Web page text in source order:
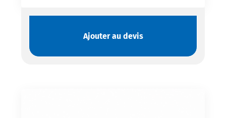
Ajouter au devis